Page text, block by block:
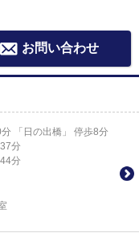
お問い合わせ
分 「日の出橋」 停歩8分
分
分